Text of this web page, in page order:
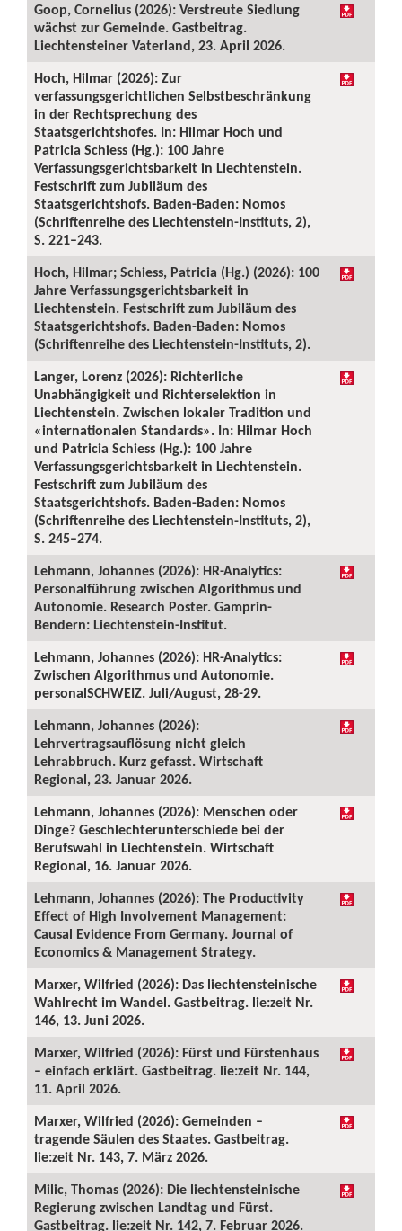
Goop, Cornelius (2026): Verstreute Siedlung
wächst zur Gemeinde. Gastbeitrag.
Liechtensteiner Vaterland, 23. April 2026.
Hoch, Hilmar (2026): Zur
verfassungsgerichtlichen Selbstbeschränkung
in der Rechtsprechung des
Staatsgerichtshofes. In: Hilmar Hoch und
Patricia Schiess (Hg.): 100 Jahre
Verfassungsgerichtsbarkeit in Liechtenstein.
Festschrift zum Jubiläum des
Staatsgerichtshofs. Baden-Baden: Nomos
(Schriftenreihe des Liechtenstein-Instituts, 2),
S. 221–243.
Hoch, Hilmar; Schiess, Patricia (Hg.) (2026): 100
Jahre Verfassungsgerichtsbarkeit in
Liechtenstein. Festschrift zum Jubiläum des
Staatsgerichtshofs. Baden-Baden: Nomos
(Schriftenreihe des Liechtenstein-Instituts, 2).
Langer, Lorenz (2026): Richterliche
Unabhängigkeit und Richterselektion in
Liechtenstein. Zwischen lokaler Tradition und
«internationalen Standards». In: Hilmar Hoch
und Patricia Schiess (Hg.): 100 Jahre
Verfassungsgerichtsbarkeit in Liechtenstein.
Festschrift zum Jubiläum des
Staatsgerichtshofs. Baden-Baden: Nomos
(Schriftenreihe des Liechtenstein-Instituts, 2),
S. 245–274.
Lehmann, Johannes (2026): HR-Analytics:
Personalführung zwischen Algorithmus und
Autonomie. Research Poster. Gamprin-
Bendern: Liechtenstein-Institut.
Lehmann, Johannes (2026): HR-Analytics:
Zwischen Algorithmus und Autonomie.
personalSCHWEIZ. Juli/August, 28-29.
Lehmann, Johannes (2026):
Lehrvertragsauflösung nicht gleich
Lehrabbruch. Kurz gefasst. Wirtschaft
Regional, 23. Januar 2026.
Lehmann, Johannes (2026): Menschen oder
Dinge? Geschlechterunterschiede bei der
Berufswahl in Liechtenstein. Wirtschaft
Regional, 16. Januar 2026.
Lehmann, Johannes (2026): The Productivity
Effect of High Involvement Management:
Causal Evidence From Germany. Journal of
Economics & Management Strategy.
Marxer, Wilfried (2026): Das liechtensteinische
Wahlrecht im Wandel. Gastbeitrag. lie:zeit Nr.
146, 13. Juni 2026.
Marxer, Wilfried (2026): Fürst und Fürstenhaus
– einfach erklärt. Gastbeitrag. lie:zeit Nr. 144,
11. April 2026.
Marxer, Wilfried (2026): Gemeinden –
tragende Säulen des Staates. Gastbeitrag.
lie:zeit Nr. 143, 7. März 2026.
Milic, Thomas (2026): Die liechtensteinische
Regierung zwischen Landtag und Fürst.
Gastbeitrag. lie:zeit Nr. 142, 7. Februar 2026.